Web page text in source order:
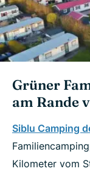
Grüner
am Rande
Siblu Camping
Kilometer vom